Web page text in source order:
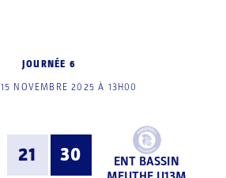
JOURNÉE 6
NOVEMBRE 2025 À 13H00
21 30
ENT BASSIN